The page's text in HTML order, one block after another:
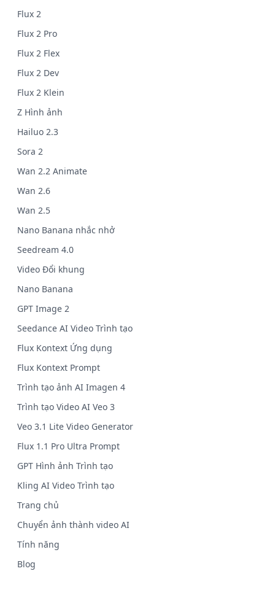
Flux 2
Flux 2 Pro
Flux 2 Flex
Flux 2 Dev
Flux 2 Klein
Z Hình ảnh
Hailuo 2.3
Sora 2
Wan 2.2 Animate
Wan 2.6
Wan 2.5
Nano Banana nhắc nhở
Seedream 4.0
Video Đổi khung
Nano Banana
GPT Image 2
Seedance AI Video Trình tạo
Flux Kontext Ứng dụng
Flux Kontext Prompt
Trình tạo ảnh AI Imagen 4
Trình tạo Video AI Veo 3
Veo 3.1 Lite Video Generator
Flux 1.1 Pro Ultra Prompt
GPT Hình ảnh Trình tạo
Kling AI Video Trình tạo
Trang chủ
Chuyển ảnh thành video AI
Tính năng
Blog